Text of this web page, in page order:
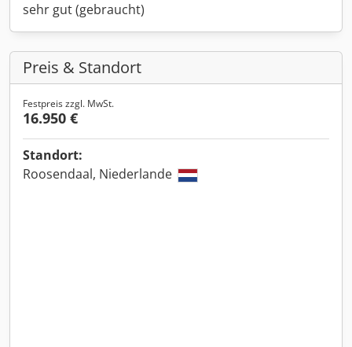
sehr gut (gebraucht)
Preis & Standort
Festpreis zzgl. MwSt.
16.950 €
Standort:
Roosendaal, Niederlande